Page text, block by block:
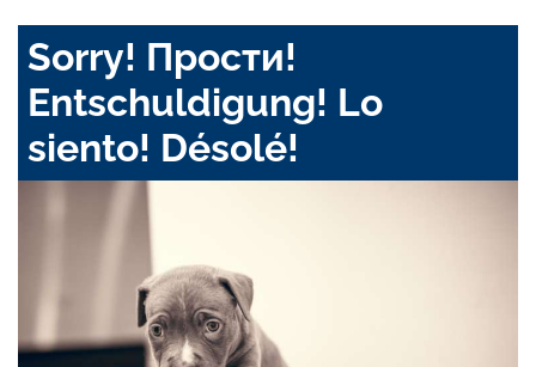
Sorry! Прости!
Entschuldigung! Lo
siento! Désolé!